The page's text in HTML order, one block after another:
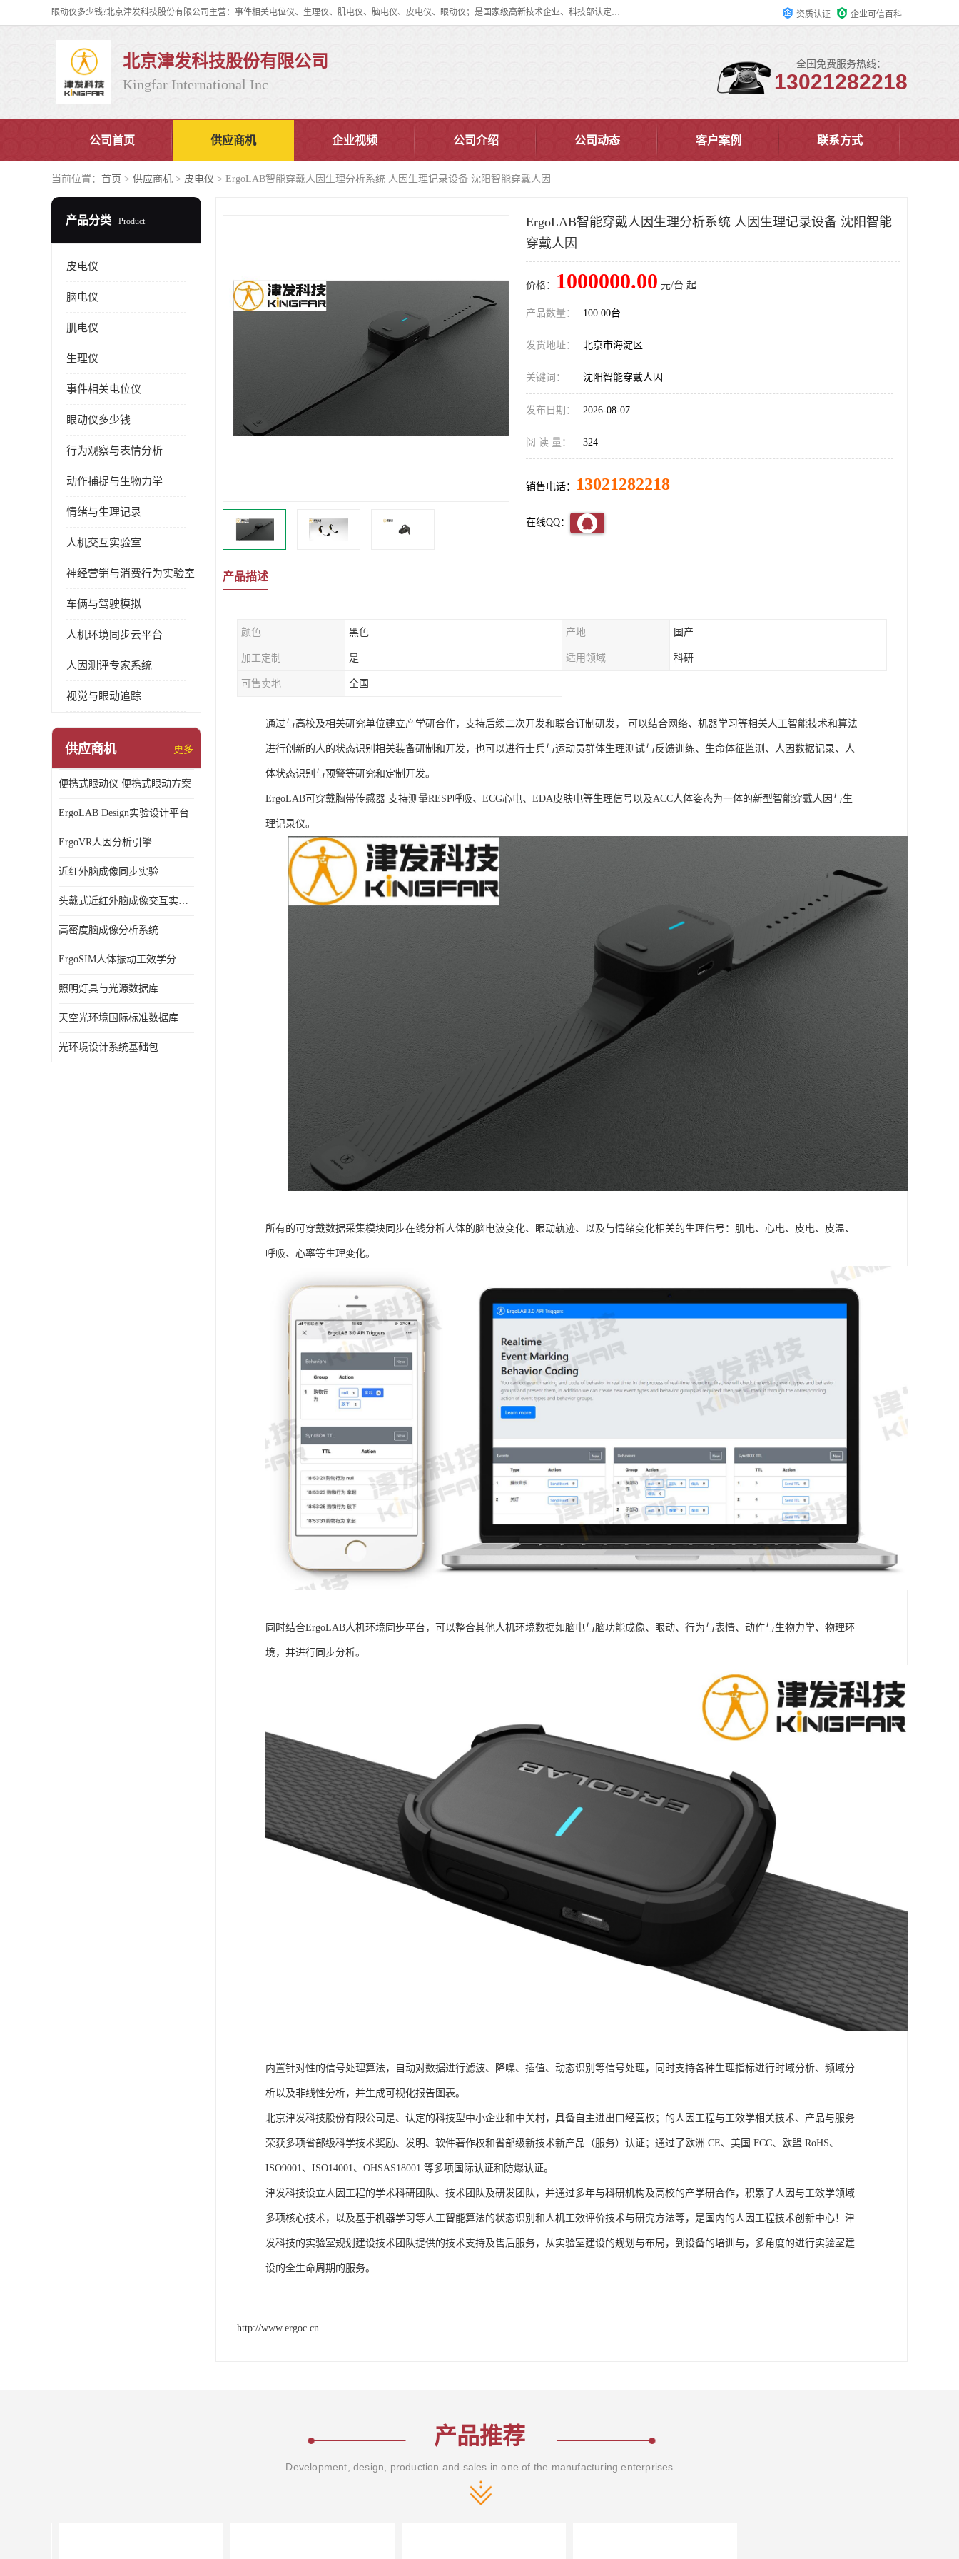
眼动仪多少钱?北京津发科技股份有限公司主营：事件相关电位仪、生理仪、肌电仪、脑电仪、皮电仪、眼动仪；是国家级高新技术企业、科技部认定的科技型中小企业和中关村高新技术企业，具备保密资格，具备自主进出口经营权；自主研发技术、产品与服务荣获多项省部级科学技术奖励、国家发明专利、国家软件著作权和省部级新技术新产品（服务）认证。 资质认证 企业可信百科
北京津发科技股份有限公司
Kingfar International Inc
全国免费服务热线：
13021282218
公司首页 供应商机 企业视频 公司介绍 公司动态 客户案例 联系方式
当前位置： 首页 > 供应商机 > 皮电仪 > ErgoLAB智能穿戴人因生理分析系统 人因生理记录设备 沈阳智能穿戴人因
产品分类 Product
皮电仪
脑电仪
肌电仪
生理仪
事件相关电位仪
眼动仪多少钱
行为观察与表情分析
动作捕捉与生物力学
情绪与生理记录
人机交互实验室
神经营销与消费行为实验室
车俩与驾驶模拟
人机环境同步云平台
人因测评专家系统
视觉与眼动追踪
供应商机 更多
便携式眼动仪 便携式眼动方案
ErgoLAB Design实验设计平台
ErgoVR人因分析引擎
近红外脑成像同步实验
头戴式近红外脑成像交互实验室
高密度脑成像分析系统
ErgoSIM人体振动工效学分析系统
照明灯具与光源数据库
天空光环境国际标准数据库
光环境设计系统基础包
ErgoLAB智能穿戴人因生理分析系统 人因生理记录设备 沈阳智能
穿戴人因
价格： 1000000.00 元/台 起
产品数量： 100.00台
发货地址： 北京市海淀区
关键词： 沈阳智能穿戴人因
发布日期： 2026-08-07
阅 读 量： 324
销售电话： 13021282218
在线QQ：
产品描述
颜色 黑色 产地 国产
加工定制 是 适用领域 科研
可售卖地 全国
通过与高校及相关研究单位建立产学研合作，支持后续二次开发和联合订制研发， 可以结合网络、机器学习等相关人工智能技术和算法
进行创新的人的状态识别相关装备研制和开发，也可以进行士兵与运动员群体生理测试与反馈训练、生命体征监测、人因数据记录、人
体状态识别与预警等研究和定制开发。
ErgoLAB可穿戴胸带传感器 支持测量RESP呼吸、ECG心电、EDA皮肤电等生理信号以及ACC人体姿态为一体的新型智能穿戴人因与生
理记录仪。
所有的可穿戴数据采集模块同步在线分析人体的脑电波变化、眼动轨迹、以及与情绪变化相关的生理信号：肌电、心电、皮电、皮温、
呼吸、心率等生理变化。
同时结合ErgoLAB人机环境同步平台，可以整合其他人机环境数据如脑电与脑功能成像、眼动、行为与表情、动作与生物力学、物理环
境，并进行同步分析。
内置针对性的信号处理算法，自动对数据进行滤波、降噪、插值、动态识别等信号处理，同时支持各种生理指标进行时域分析、频域分
析以及非线性分析，并生成可视化报告图表。
北京津发科技股份有限公司是、认定的科技型中小企业和中关村，具备自主进出口经营权；的人因工程与工效学相关技术、产品与服务
荣获多项省部级科学技术奖励、发明、软件著作权和省部级新技术新产品（服务）认证；通过了欧洲 CE、美国 FCC、欧盟 RoHS、
ISO9001、ISO14001、OHSAS18001 等多项国际认证和防爆认证。
津发科技设立人因工程的学术科研团队、技术团队及研发团队，并通过多年与科研机构及高校的产学研合作，积累了人因与工效学领域
多项核心技术，以及基于机器学习等人工智能算法的状态识别和人机工效评价技术与研究方法等，是国内的人因工程技术创新中心！津
发科技的实验室规划建设技术团队提供的技术支持及售后服务，从实验室建设的规划与布局，到设备的培训与，多角度的进行实验室建
设的全生命周期的服务。
http://www.ergoc.cn
产品推荐
Development, design, production and sales in one of the manufacturing enterprises